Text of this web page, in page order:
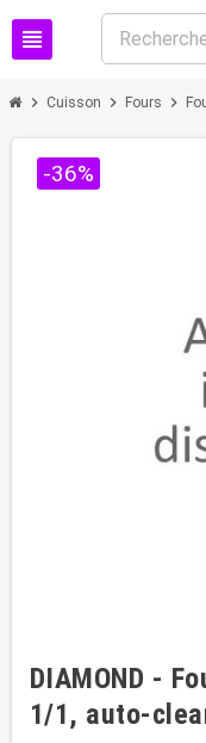
view_headline
chevron_right Cuisson chevron_right Fours chevron_right
-36%
DIAMOND -
1/1, auto-